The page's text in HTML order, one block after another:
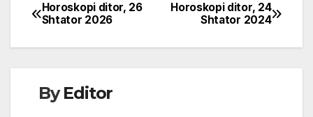
Post
navigation
Horoskopi ditor, 24
Shtator 2024
Horoskopi ditor, 26
Shtator 2026
ByEditor